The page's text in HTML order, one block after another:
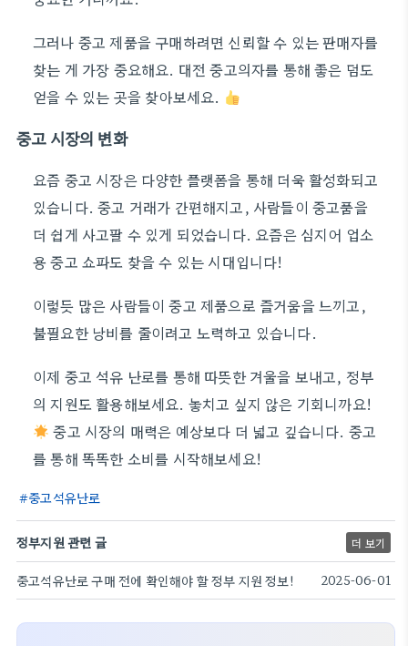
그러나 중고 제품을 구매하려면 신뢰할 수 있는 판매자를
찾는 게 가장 중요해요. 대전 중고의자를 통해 좋은 덤도
얻을 수 있는 곳을 찾아보세요.
중고 시장의 변화
요즘 중고 시장은 다양한 플랫폼을 통해 더욱 활성화되고
있습니다. 중고 거래가 간편해지고, 사람들이 중고품을
더 쉽게 사고팔 수 있게 되었습니다. 요즘은 심지어 업소
용 중고 쇼파도 찾을 수 있는 시대입니다!
이렇듯 많은 사람들이 중고 제품으로 즐거움을 느끼고,
불필요한 낭비를 줄이려고 노력하고 있습니다.
이제 중고 석유 난로를 통해 따뜻한 겨울을 보내고, 정부
의 지원도 활용해보세요. 놓치고 싶지 않은 기회니까요!
중고 시장의 매력은 예상보다 더 넓고 깊습니다. 중고
를 통해 똑똑한 소비를 시작해보세요!
중고석유난로
정부지원 관련 글 더 보기
중고석유난로 구매 전에 확인해야 할 정부 지원 정보! 2025-06-01